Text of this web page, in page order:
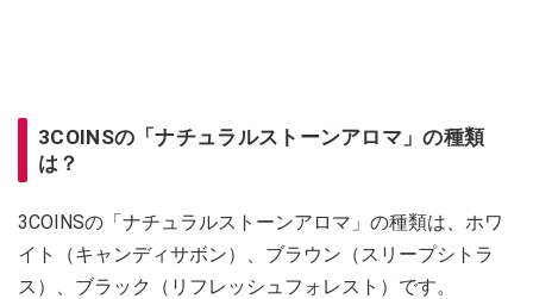
3COINSの「ナチュラルストーンアロマ」の種類
は？
3COINSの「ナチュラルストーンアロマ」の種類は、ホワ
イト（キャンディサボン）、ブラウン（スリープシトラ
ス）、ブラック（リフレッシュフォレスト）です。